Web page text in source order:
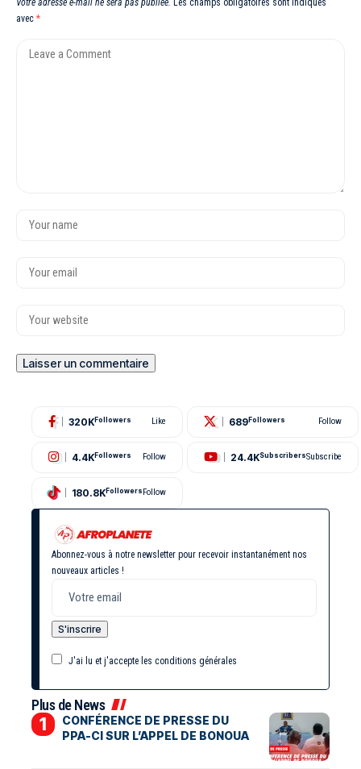
Votre adresse e-mail ne sera pas publiée. Les champs obligatoires sont indiqués
avec *
320K Followers Like 689 Followers Follow
4.4K Followers Follow 24.4KSubscribersSubscribe
180.8K Followers Follow
Abonnez-vous à notre newsletter pour recevoir instantanément nos
nouveaux articles !
J'ai lu et j'accepte les conditions générales
Plus de News
CONFÉRENCE DE PRESSE DU
PPA-CI SUR L’APPEL DE BONOUA